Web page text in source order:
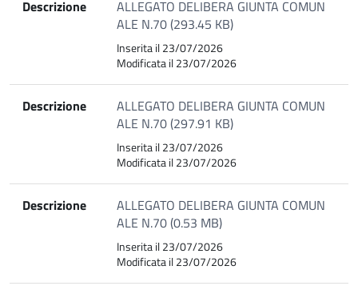
Descrizione
ALLEGATO DELIBERA GIUNTA COMUN
ALE N.70 (293.45 KB)
Inserita il 23/07/2026
Modificata il 23/07/2026
Descrizione
ALLEGATO DELIBERA GIUNTA COMUN
ALE N.70 (297.91 KB)
Inserita il 23/07/2026
Modificata il 23/07/2026
Descrizione
ALLEGATO DELIBERA GIUNTA COMUN
ALE N.70 (0.53 MB)
Inserita il 23/07/2026
Modificata il 23/07/2026